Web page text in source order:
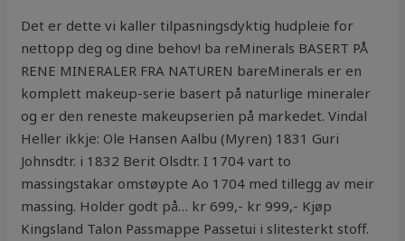
Det er dette vi kaller tilpasningsdyktig hudpleie for
nettopp deg og dine behov! ba reMinerals BASERT PÅ
RENE MINERALER FRA NATUREN bareMinerals er en
komplett makeup-serie basert på naturlige mineraler
og er den reneste makeupserien på markedet. Vindal
Heller ikkje: Ole Hansen Aalbu (Myren) 1831 Guri
Johnsdtr. i 1832 Berit Olsdtr. I 1704 vart to
massingstakar omstøypte Ao 1704 med tillegg av meir
massing. Holder godt på… kr 699,- kr 999,- Kjøp
Kingsland Talon Passmappe Passetui i slitesterkt stoff.